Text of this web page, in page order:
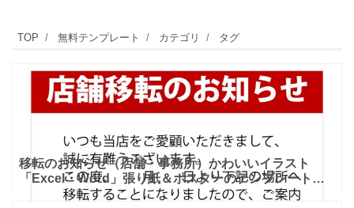
TOP 無料テンプレート カテゴリ タグ
移転のお知らせ（店舗・事務所）かわいいイラスト
「Excel・Word」張り紙＆ポスターのテンプレートと
なります。飲食店や美容室、会社事務所の移転時に利用